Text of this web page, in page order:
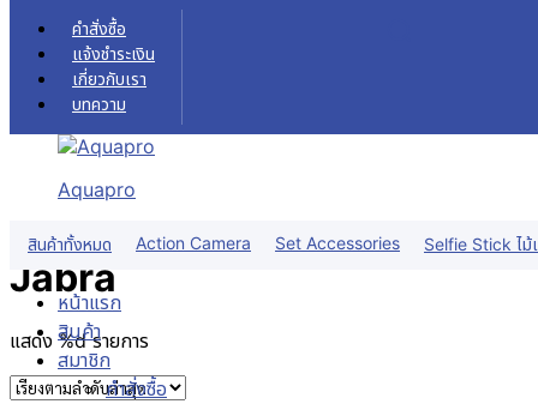
Skip to content
คำสั่งซื้อ
แจ้งชำระเงิน
เกี่ยวกับเรา
บทความ
Aquapro
สินค้าทั้งหมด Action Camera Set Accessories Selfie Stick ไม้
หน้าแรก
สินค้า
สมาชิก
คำสั่งซื้อ
Jabra
หน้าแรก สินค้า Headphone หูฟัง
Jabra
แสดง %d รายการ